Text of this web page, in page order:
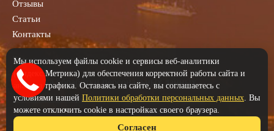
Отзывы
Статьи
Контакты
Заказать звонок
Политика обработки персональных данных
Согласие на обработку персональных данных
Мы используем файлы cookie и сервисы веб-аналитики
(Яндекс.Метрика) для обеспечения корректной работы сайта и
анализа трафика. Оставаясь на сайте, вы соглашаетесь с
условиями нашей Политики обработки персональных данных. Вы
можете отключить cookie в настройках своего браузера.
Согласен